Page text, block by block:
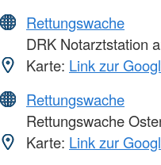
Rettungswache
DRK Notarztstation
Karte: Link zur
Rettungswache
Rettungswache
Karte: Link zur